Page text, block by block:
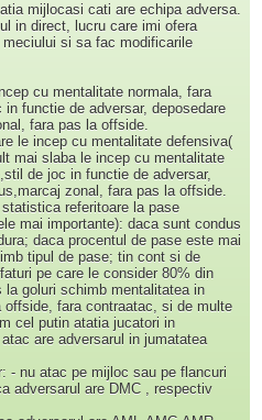
mijlocasi cati are echipa adversa.
in direct, lucru care imi ofera
si sa fac modificarile
cu mentalitate normala, fara
functie de adversar, deposedare
fara pas la offside.
le incep cu mentalitate defensiva(
mai slaba le incep cu mentalitate
de joc in functie de adversar,
zonal, fara pas la offside.
referitoare la pase
mai importante): daca sunt condus
daca procentul de pase este mai
tipul de pase; tin cont si de
pe care le consider 80% din
goluri schimb mentalitatea in
fara contraatac, si de multe
cel putin atatia jucatori in
are adversarul in jumatatea
- nu atac pe mijloc sau pe flancuri
adversarul are DMC , respectiv